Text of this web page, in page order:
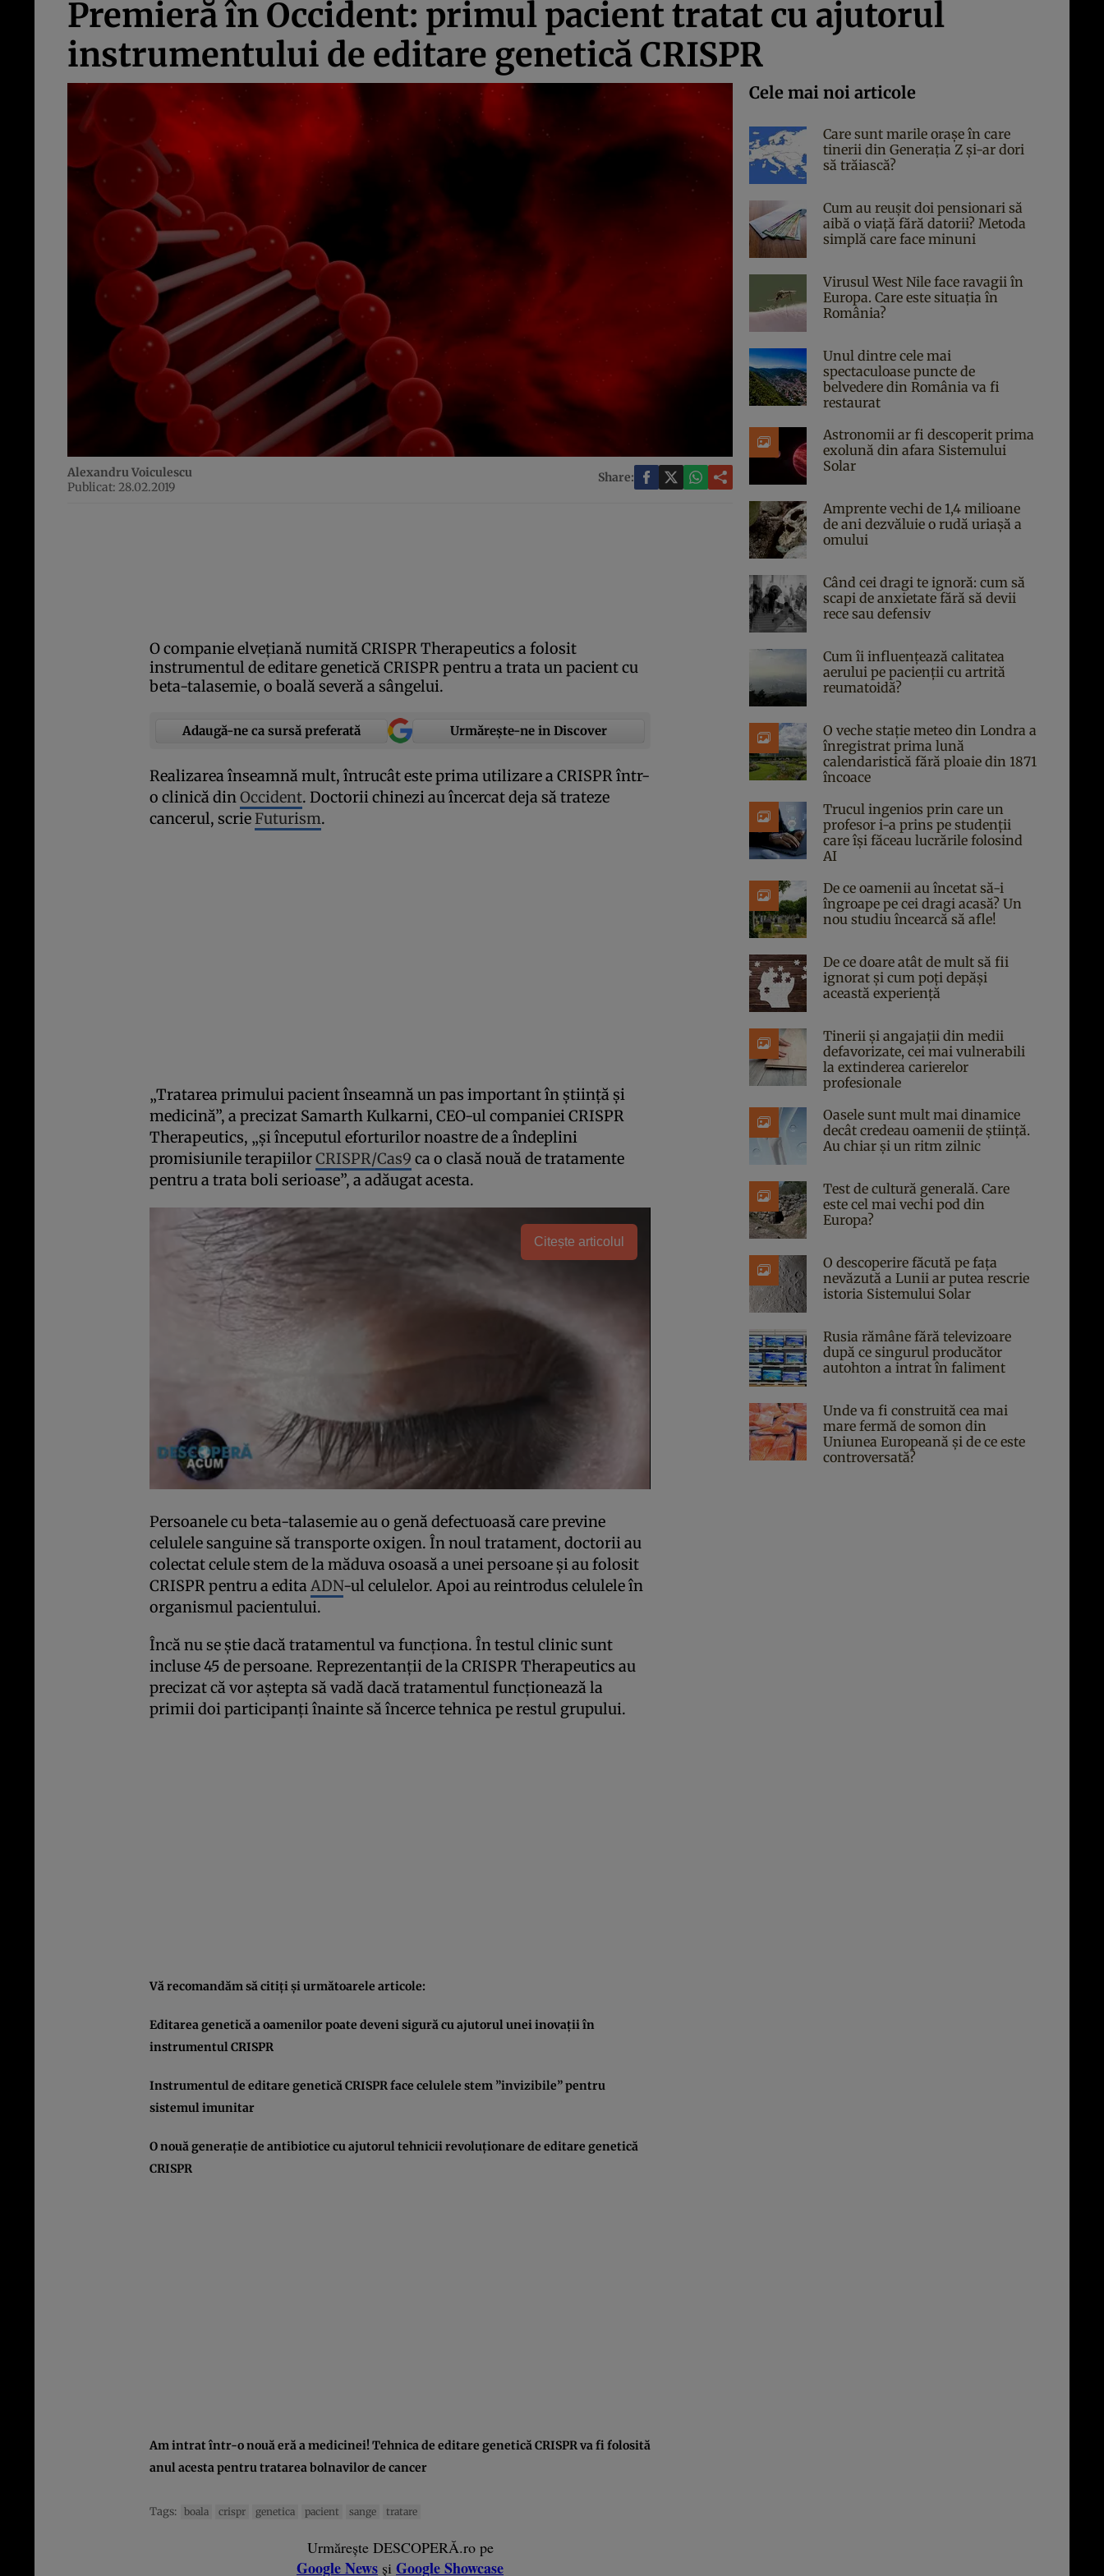
Premieră în Occident: primul pacient tratat cu ajutorul
instrumentului de editare genetică CRISPR
Alexandru Voiculescu
Publicat: 28.02.2019
Share:
O companie elveţiană numită CRISPR Therapeutics a folosit
instrumentul de editare genetică CRISPR pentru a trata un pacient cu
beta-talasemie, o boală severă a sângelui.
Adaugă-ne ca sursă preferată Urmărește-ne in Discover
Realizarea înseamnă mult, întrucât este prima utilizare a CRISPR într-
o clinică dinOccident. Doctorii chinezi au încercat deja să trateze
cancerul, scrie Futurism.
„Tratarea primului pacient înseamnă un pas important în ştiinţă şi
medicină”, a precizat Samarth Kulkarni, CEO-ul companiei CRISPR
Therapeutics, „şi începutul eforturilor noastre de a îndeplini
promisiunile terapiilorCRISPR/Cas9 ca o clasă nouă de tratamente
pentru a trata boli serioase”, a adăugat acesta.
Citește articolul
Persoanele cu beta-talasemie au o genă defectuoasă care previne
celulele sanguine să transporte oxigen. În noul tratament, doctorii au
colectat celule stem de la măduva osoasă a unei persoane şi au folosit
CRISPR pentru a editaADN-ul celulelor. Apoi au reintrodus celulele în
organismul pacientului.
Încă nu se ştie dacă tratamentul va funcţiona. În testul clinic sunt
incluse 45 de persoane. Reprezentanţii de la CRISPR Therapeutics au
precizat că vor aştepta să vadă dacă tratamentul funcţionează la
primii doi participanţi înainte să încerce tehnica pe restul grupului.
Vă recomandăm să citiţi şi următoarele articole:
Editarea genetică a oamenilor poate deveni sigură cu ajutorul unei inovaţii în
instrumentul CRISPR
Instrumentul de editare genetică CRISPR face celulele stem ”invizibile” pentru
sistemul imunitar
O nouă generaţie de antibiotice cu ajutorul tehnicii revoluţionare de editare genetică
CRISPR
Am intrat într-o nouă eră a medicinei! Tehnica de editare genetică CRISPR va fi folosită
anul acesta pentru tratarea bolnavilor de cancer
Tags: boala crispr genetica pacient sange tratare
Urmărește DESCOPERĂ.ro pe
Google News și Google Showcase
Cele mai noi articole
Care sunt marile orașe în care
tinerii din Generația Z și-ar dori
să trăiască?
Cum au reușit doi pensionari să
aibă o viață fără datorii? Metoda
simplă care face minuni
Virusul West Nile face ravagii în
Europa. Care este situația în
România?
Unul dintre cele mai
spectaculoase puncte de
belvedere din România va fi
restaurat
Astronomii ar fi descoperit prima
exolună din afara Sistemului
Solar
Amprente vechi de 1,4 milioane
de ani dezvăluie o rudă uriașă a
omului
Când cei dragi te ignoră: cum să
scapi de anxietate fără să devii
rece sau defensiv
Cum îi influențează calitatea
aerului pe pacienții cu artrită
reumatoidă?
O veche stație meteo din Londra a
înregistrat prima lună
calendaristică fără ploaie din 1871
încoace
Trucul ingenios prin care un
profesor i-a prins pe studenții
care își făceau lucrările folosind
AI
De ce oamenii au încetat să-i
îngroape pe cei dragi acasă? Un
nou studiu încearcă să afle!
De ce doare atât de mult să fii
ignorat și cum poți depăși
această experiență
Tinerii și angajații din medii
defavorizate, cei mai vulnerabili
la extinderea carierelor
profesionale
Oasele sunt mult mai dinamice
decât credeau oamenii de știință.
Au chiar și un ritm zilnic
Test de cultură generală. Care
este cel mai vechi pod din
Europa?
O descoperire făcută pe fața
nevăzută a Lunii ar putea rescrie
istoria Sistemului Solar
Rusia rămâne fără televizoare
după ce singurul producător
autohton a intrat în faliment
Unde va fi construită cea mai
mare fermă de somon din
Uniunea Europeană și de ce este
controversată?